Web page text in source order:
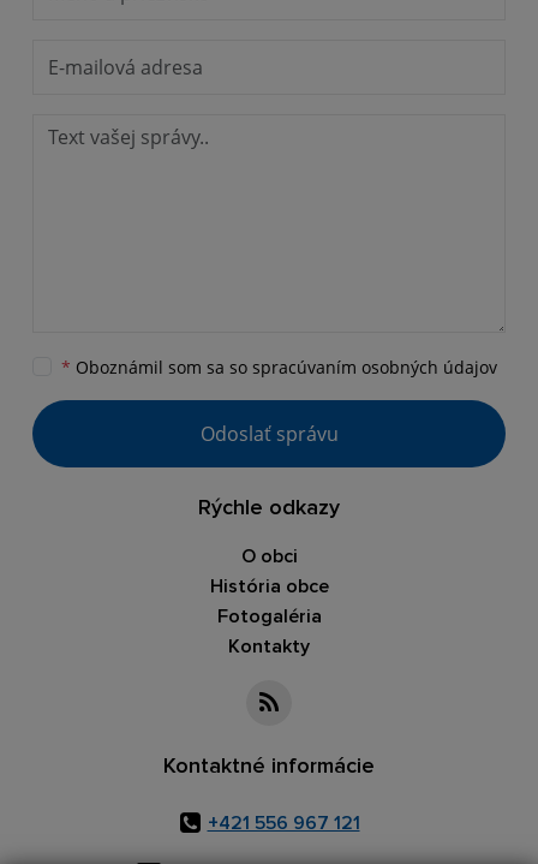
* Oboznámil som sa so spracúvaním osobných údajov
Odoslať správu
Rýchle odkazy
O obci
História obce
Fotogaléria
Kontakty
Kontaktné informácie
+421 556 967 121